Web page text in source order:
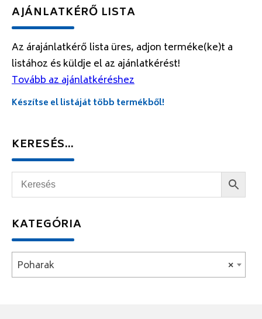
AJÁNLATKÉRŐ LISTA
Az árajánlatkérő lista üres, adjon terméke(ke)t a
listához és küldje el az ajánlatkérést!
Tovább az ajánlatkéréshez
Készítse el listáját több termékből!
KERESÉS…
KATEGÓRIA
×
Poharak